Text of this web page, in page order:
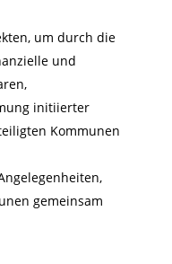
um durch die
und
initiierter
Kommunen
gemeinsam